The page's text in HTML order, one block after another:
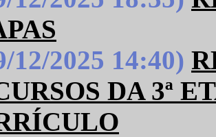
12/2025 14:40)
DA 3ª